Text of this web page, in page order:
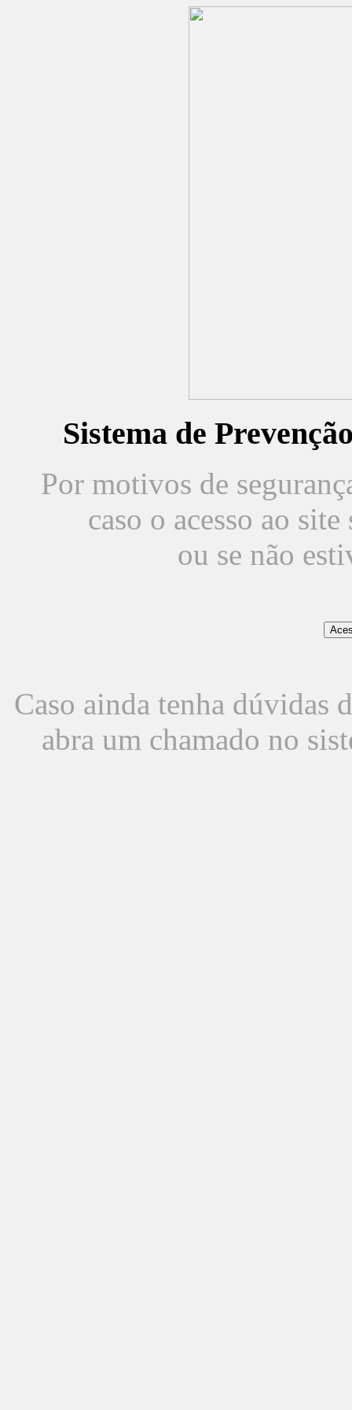
Sistema de
Por motivos de
caso o acesso ao
ou se não
Caso ainda tenha dúvidas
abra um chamado no